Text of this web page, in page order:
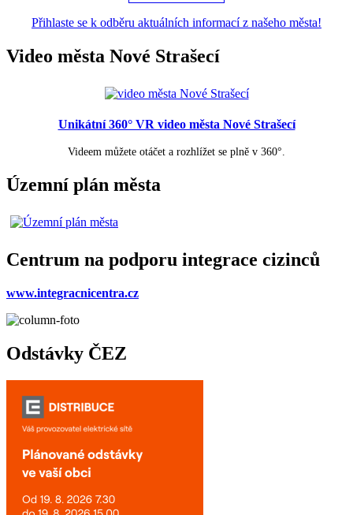
Přihlaste se k odběru aktuálních informací z našeho města!
Video města Nové Strašecí
Unikátní 360° VR video města Nové Strašecí
Videem můžete otáčet a rozhlížet se plně v 360°.
Územní plán města
Centrum na podporu integrace cizinců
www.integracnicentra.cz
Odstávky ČEZ